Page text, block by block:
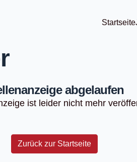
Startseite
abgelaufen
ist leider nicht mehr
Zurück zur Startseite